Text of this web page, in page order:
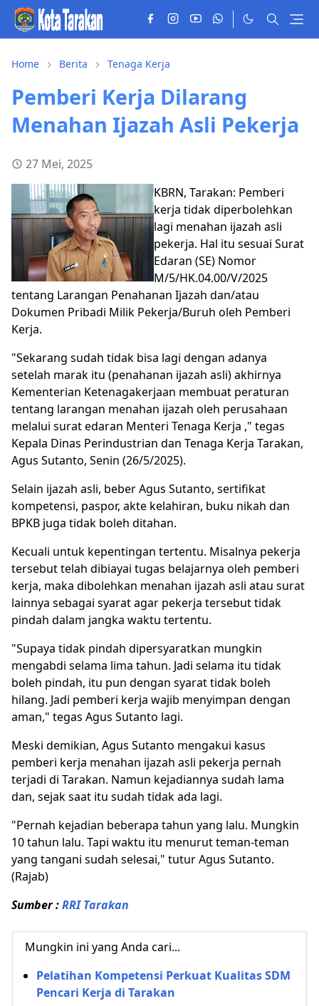
Home Berita Tenaga Kerja
Pemberi Kerja Dilarang
Menahan Ijazah Asli Pekerja
27 Mei, 2025
KBRN, Tarakan: Pemberi
kerja tidak diperbolehkan
lagi menahan ijazah asli
pekerja. Hal itu sesuai Surat
Edaran (SE) Nomor
M/5/HK.04.00/V/2025
tentang Larangan Penahanan Ijazah dan/atau
Dokumen Pribadi Milik Pekerja/Buruh oleh Pemberi
Kerja.
"Sekarang sudah tidak bisa lagi dengan adanya
setelah marak itu (penahanan ijazah asli) akhirnya
Kementerian Ketenagakerjaan membuat peraturan
tentang larangan menahan ijazah oleh perusahaan
melalui surat edaran Menteri Tenaga Kerja ," tegas
Kepala Dinas Perindustrian dan Tenaga Kerja Tarakan,
Agus Sutanto, Senin (26/5/2025).
Selain ijazah asli, beber Agus Sutanto, sertifikat
kompetensi, paspor, akte kelahiran, buku nikah dan
BPKB juga tidak boleh ditahan.
Kecuali untuk kepentingan tertentu. Misalnya pekerja
tersebut telah dibiayai tugas belajarnya oleh pemberi
kerja, maka dibolehkan menahan ijazah asli atau surat
lainnya sebagai syarat agar pekerja tersebut tidak
pindah dalam jangka waktu tertentu.
"Supaya tidak pindah dipersyaratkan mungkin
mengabdi selama lima tahun. Jadi selama itu tidak
boleh pindah, itu pun dengan syarat tidak boleh
hilang. Jadi pemberi kerja wajib menyimpan dengan
aman," tegas Agus Sutanto lagi.
Meski demikian, Agus Sutanto mengakui kasus
pemberi kerja menahan ijazah asli pekerja pernah
terjadi di Tarakan. Namun kejadiannya sudah lama
dan, sejak saat itu sudah tidak ada lagi.
"Pernah kejadian beberapa tahun yang lalu. Mungkin
10 tahun lalu. Tapi waktu itu menurut teman-teman
yang tangani sudah selesai," tutur Agus Sutanto.
(Rajab)
Sumber :RRI Tarakan
Mungkin ini yang Anda cari...
Pelatihan Kompetensi Perkuat Kualitas SDM
Pencari Kerja di Tarakan